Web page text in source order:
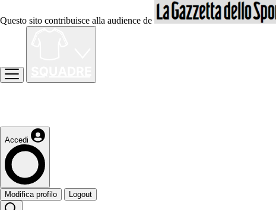
Questo sito contribuisce alla audience de
Accedi
Modifica profilo Logout